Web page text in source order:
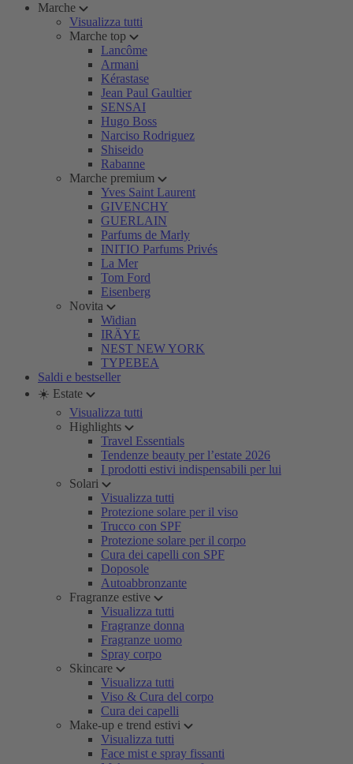
Marche
Visualizza tutti
Marche top
Lancôme
Armani
Kérastase
Jean Paul Gaultier
SENSAI
Hugo Boss
Narciso Rodriguez
Shiseido
Rabanne
Marche premium
Yves Saint Laurent
GIVENCHY
GUERLAIN
Parfums de Marly
INITIO Parfums Privés
La Mer
Tom Ford
Eisenberg
Novita
Widian
IRÄYE
NEST NEW YORK
TYPEBEA
Saldi e bestseller
☀️ Estate
Visualizza tutti
Highlights
Travel Essentials
Tendenze beauty per l’estate 2026
I prodotti estivi indispensabili per lui
Solari
Visualizza tutti
Protezione solare per il viso
Trucco con SPF
Protezione solare per il corpo
Cura dei capelli con SPF
Doposole
Autoabbronzante
Fragranze estive
Visualizza tutti
Fragranze donna
Fragranze uomo
Spray corpo
Skincare
Visualizza tutti
Viso & Cura del corpo
Cura dei capelli
Make-up e trend estivi
Visualizza tutti
Face mist e spray fissanti